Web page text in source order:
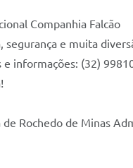
Companhia Falcão
segurança e muita
e informações: (32)
Rochedo de Minas